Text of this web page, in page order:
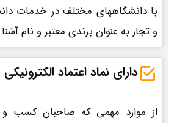
با دانشگاههای مختلف در خدمات
و تجار به عنوان برندی معتبر و نام
دارای نماد اعتماد الکترونیکی
از موارد مهمی که صاحبان کسب